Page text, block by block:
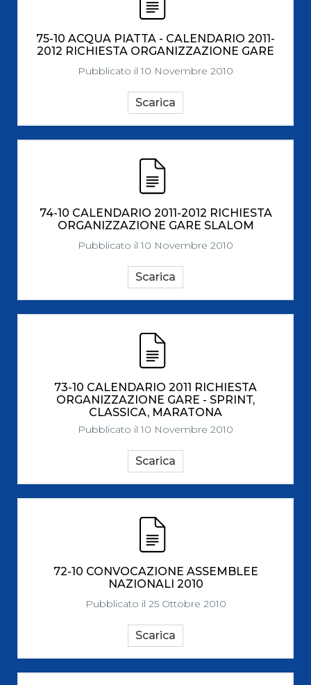
75-10 ACQUA PIATTA - CALENDARIO 2011-
2012 RICHIESTA ORGANIZZAZIONE GARE
Pubblicato il 10 Novembre 2010
Scarica
74-10 CALENDARIO 2011-2012 RICHIESTA
ORGANIZZAZIONE GARE SLALOM
Pubblicato il 10 Novembre 2010
Scarica
73-10 CALENDARIO 2011 RICHIESTA
ORGANIZZAZIONE GARE - SPRINT,
CLASSICA, MARATONA
Pubblicato il 10 Novembre 2010
Scarica
72-10 CONVOCAZIONE ASSEMBLEE
NAZIONALI 2010
Pubblicato il 25 Ottobre 2010
Scarica